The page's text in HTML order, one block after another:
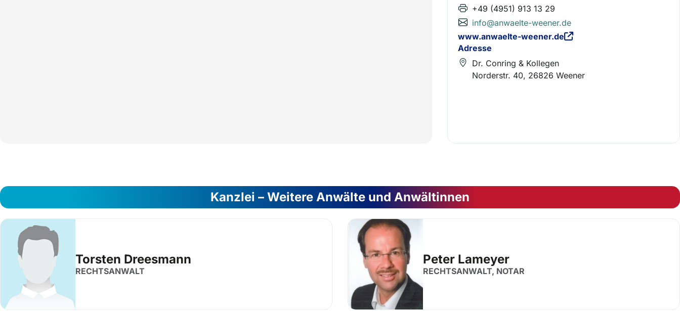
+49 (4951) 913 13 29
info@anwaelte-weener.de
www.anwaelte-weener.de
Adresse
Dr. Conring & Kollegen
Norderstr. 40, 26826 Weener
Kanzlei – Weitere Anwälte und Anwältinnen
Torsten Dreesmann
RECHTSANWALT
Peter Lameyer
RECHTSANWALT, NOTAR